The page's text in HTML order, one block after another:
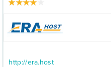
http://era.host